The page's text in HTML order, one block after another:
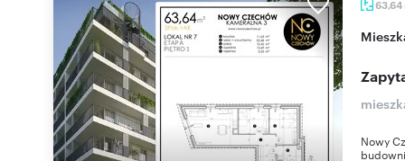
63,64
Nowy